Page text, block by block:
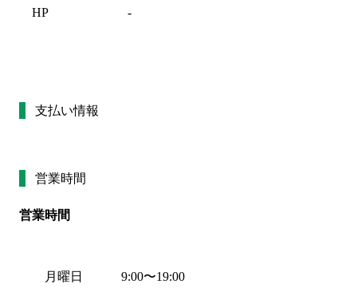
HP -
支払い情報
営業時間
営業時間
月曜日 9:00〜19:00